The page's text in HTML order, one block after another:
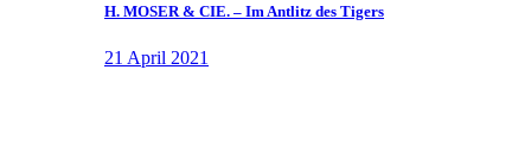
H. MOSER & CIE. – Im Antlitz des Tigers
21 April 2021